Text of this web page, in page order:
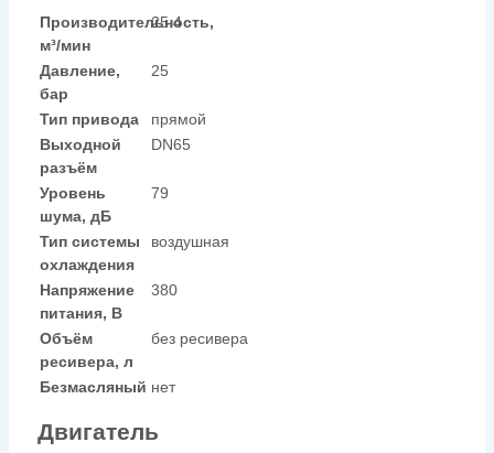
Производительность,
м³/мин
25.4
Давление,
бар
25
Тип привода
прямой
Выходной
разъём
DN65
Уровень
шума, дБ
79
Тип системы
охлаждения
воздушная
Напряжение
питания, В
380
Объём
ресивера, л
без ресивера
Безмасляный нет
Двигатель